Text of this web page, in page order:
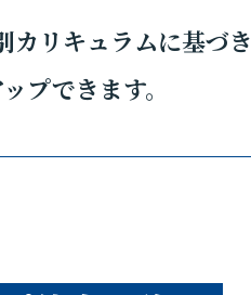
カリキュラムに基づき
プできます。